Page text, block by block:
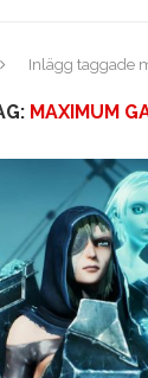
Inlägg taggade
MAXIMUM